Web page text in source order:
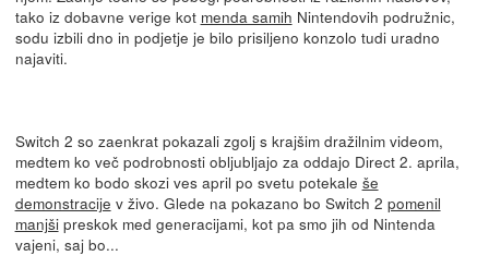
tako iz dobavne verige kot menda samih Nintendovih podružnic,
sodu izbili dno in podjetje je bilo prisiljeno konzolo tudi uradno
najaviti.
Switch 2 so zaenkrat pokazali zgolj s krajšim dražilnim videom,
medtem ko več podrobnosti obljubljajo za oddajo Direct 2. aprila,
medtem ko bodo skozi ves april po svetu potekale še
demonstracije v živo. Glede na pokazano bo Switch 2 pomenil
manjšipreskok med generacijami, kot pa smo jih od Nintenda
vajeni, saj bo...